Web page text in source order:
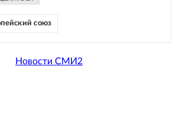
союз
Новости СМИ2